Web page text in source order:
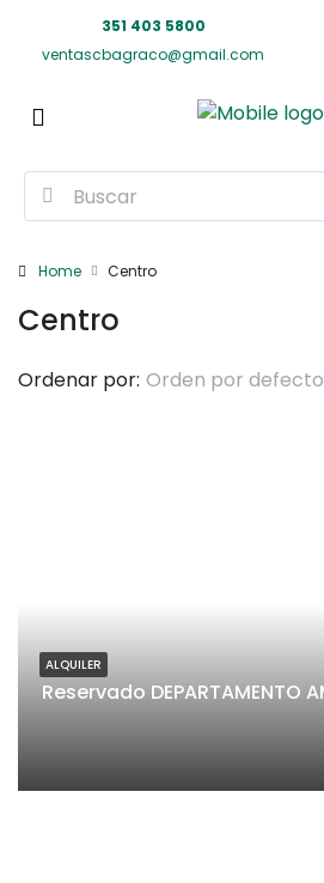
351 403 5800
ventascbagraco@gmail.com
Home Centro
Centro
Ordenar por: Orden por defecto
ALQUILER